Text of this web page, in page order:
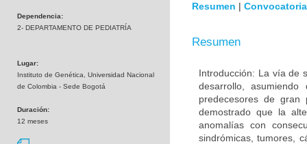
Dependencia:
2- DEPARTAMENTO DE PEDIATRÍA
Lugar:
Instituto de Genética, Universidad Nacional
de Colombia - Sede Bogotá
Duración:
12 meses
Resumen | Convocatoria
Resumen
Introducción: La vía de
desarrollo,
predecesores de gran
demostrado que la
anomalías con
sindrómicas, tumores,